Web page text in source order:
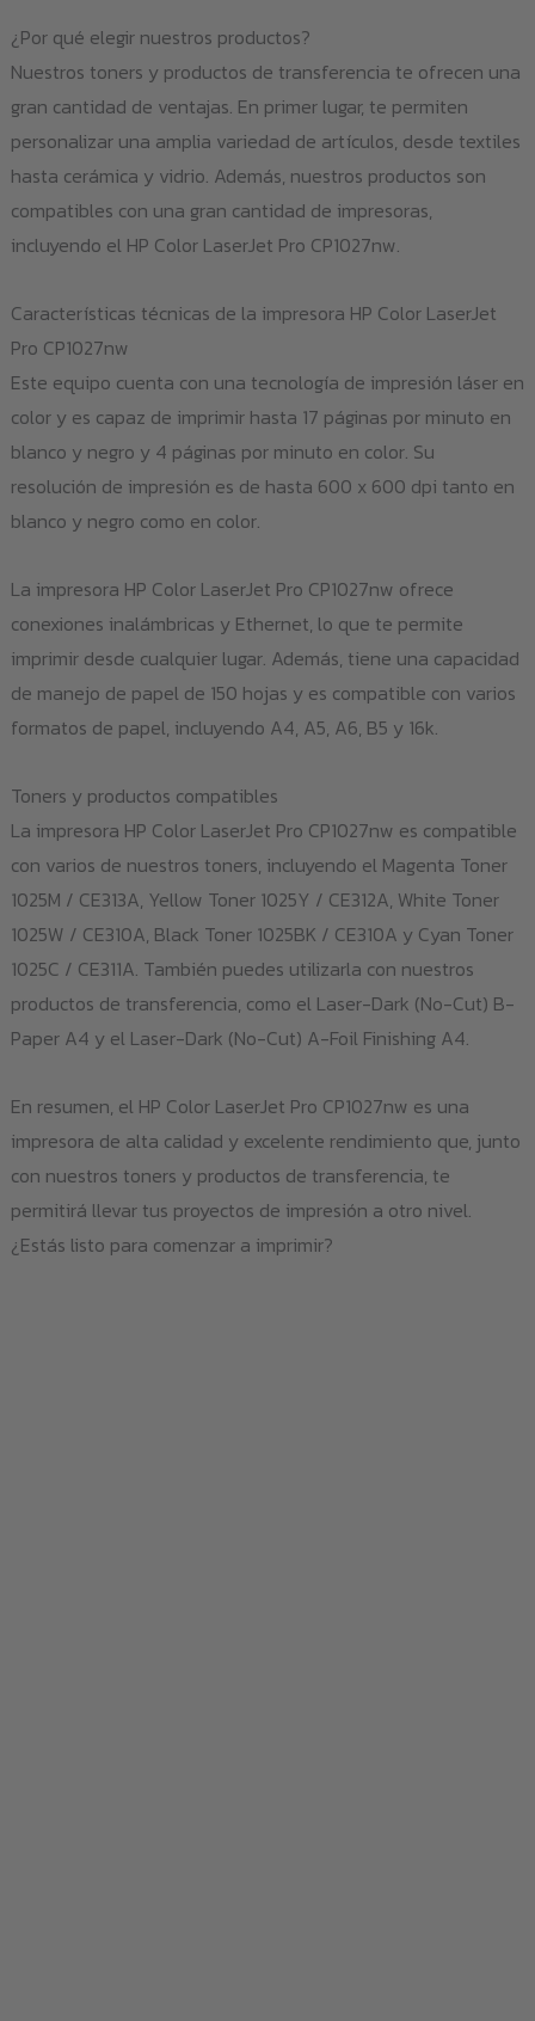
¿Por qué elegir nuestros productos?
Nuestros toners y productos de transferencia te ofrecen una
gran cantidad de ventajas. En primer lugar, te permiten
personalizar una amplia variedad de artículos, desde textiles
hasta cerámica y vidrio. Además, nuestros productos son
compatibles con una gran cantidad de impresoras,
incluyendo el HP Color LaserJet Pro CP1027nw.
Características técnicas de la impresora HP Color LaserJet
Pro CP1027nw
Este equipo cuenta con una tecnología de impresión láser en
color y es capaz de imprimir hasta 17 páginas por minuto en
blanco y negro y 4 páginas por minuto en color. Su
resolución de impresión es de hasta 600 x 600 dpi tanto en
blanco y negro como en color.
La impresora HP Color LaserJet Pro CP1027nw ofrece
conexiones inalámbricas y Ethernet, lo que te permite
imprimir desde cualquier lugar. Además, tiene una capacidad
de manejo de papel de 150 hojas y es compatible con varios
formatos de papel, incluyendo A4, A5, A6, B5 y 16k.
Toners y productos compatibles
La impresora HP Color LaserJet Pro CP1027nw es compatible
con varios de nuestros toners, incluyendo el Magenta Toner
1025M / CE313A, Yellow Toner 1025Y / CE312A, White Toner
1025W / CE310A, Black Toner 1025BK / CE310A y Cyan Toner
1025C / CE311A. También puedes utilizarla con nuestros
productos de transferencia, como el Laser-Dark (No-Cut) B-
Paper A4 y el Laser-Dark (No-Cut) A-Foil Finishing A4.
En resumen, el HP Color LaserJet Pro CP1027nw es una
impresora de alta calidad y excelente rendimiento que, junto
con nuestros toners y productos de transferencia, te
permitirá llevar tus proyectos de impresión a otro nivel.
¿Estás listo para comenzar a imprimir?